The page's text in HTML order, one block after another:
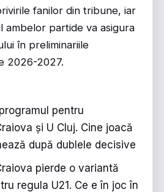
fanilor din tribune, iar
ambelor partide va asigura
în preliminariile
2026-2027.
pentru
și U Cluj. Cine joacă
după dublele decisive
pierde o variantă
regula U21. Ce e în joc în